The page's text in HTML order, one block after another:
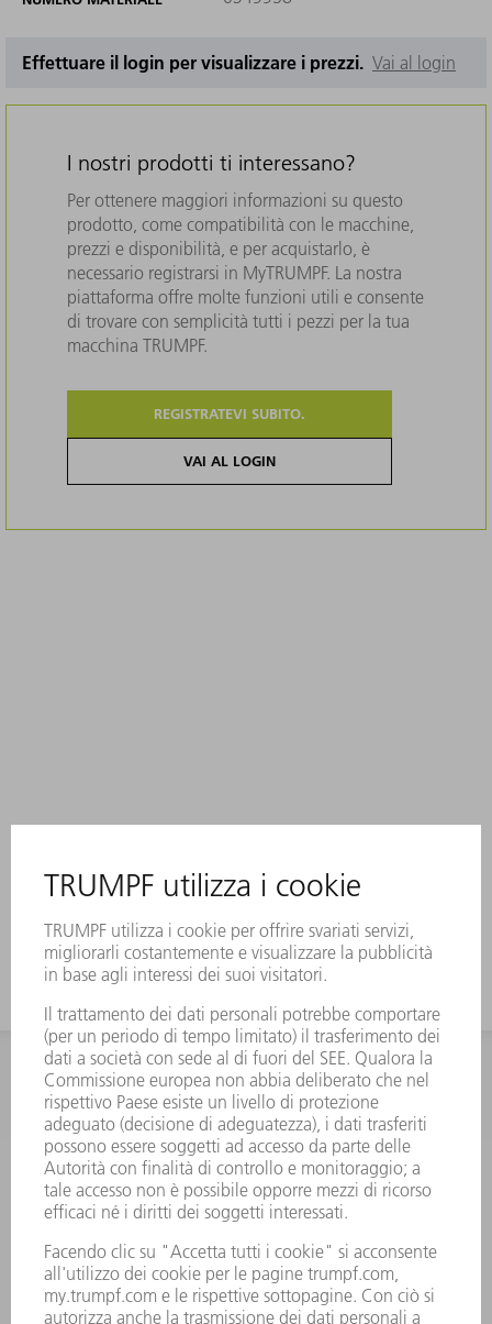
Effettuare il login per visualizzare i prezzi. Vai al login
I nostri prodotti ti interessano?
Per ottenere maggiori informazioni su questo
prodotto, come compatibilità con le macchine,
prezzi e disponibilità, e per acquistarlo, è
necessario registrarsi in MyTRUMPF. La nostra
piattaforma offre molte funzioni utili e consente
di trovare con semplicità tutti i pezzi per la tua
macchina TRUMPF.
REGISTRATEVI SUBITO.
VAI AL LOGIN
INFORMAZIONE
Domande frequenti
Condizioni generali di contratto
CONTATTO
RICAMBI TRUMPF ITALIA
+39 02 48489420
lunedì a venerdì: 08:30 – 18:00
ricambi@trumpf.com
CONTATTO